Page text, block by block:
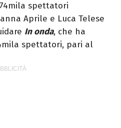
spettatori
Aprile e Luca Telese
In onda, che ha
spettatori, pari al